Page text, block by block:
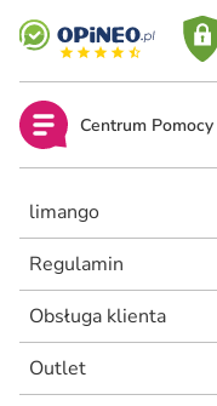
Centrum Pomocy
limango
Regulamin
Obsługa klienta
Outlet